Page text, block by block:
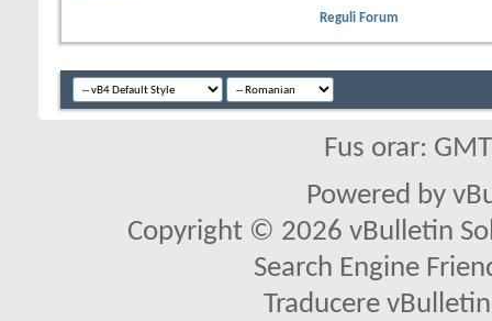
Reguli Forum
Fus orar:
Powered by
Copyright © 2026 vBulletin
Search Engine
Traducere